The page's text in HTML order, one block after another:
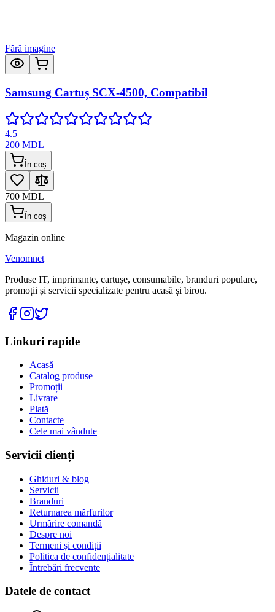
Fără imagine
Samsung Cartuș SCX-4500, Compatibil
4.5
200 MDL
În coș
700 MDL
În coș
Magazin online
Venomnet
Produse IT, imprimante, cartușe, consumabile, branduri populare,
promoții și servicii specializate pentru acasă și birou.
Linkuri rapide
Acasă
Catalog produse
Promoții
Livrare
Plată
Contacte
Cele mai vândute
Servicii clienți
Ghiduri & blog
Servicii
Branduri
Returnarea mărfurilor
Urmărire comandă
Despre noi
Termeni și condiții
Politica de confidențialitate
Întrebări frecvente
Datele de contact